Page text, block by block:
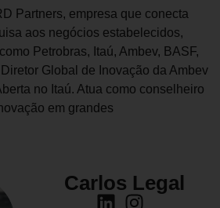
Partners, empresa que conecta
aos negócios estabelecidos,
Petrobras, Itaú, Ambev, BASF,
Global de Inovação da Ambev
no Itaú. Atua como conselheiro
em grandes
Carlos Legal